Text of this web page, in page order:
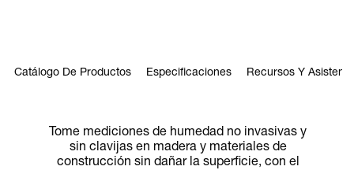
Catálogo De Productos Especificaciones Recursos Y
Tome mediciones de humedad no invasivas y
sin clavijas en madera y materiales de
construcción sin dañar la superficie, con el